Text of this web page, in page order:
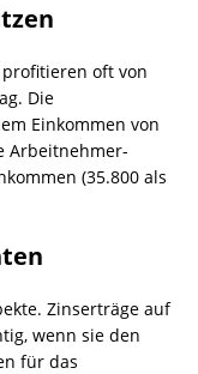
oft von
Die
Einkommen von
Arbeitnehmer-
(35.800 als
Zinserträge auf
wenn sie den
für das